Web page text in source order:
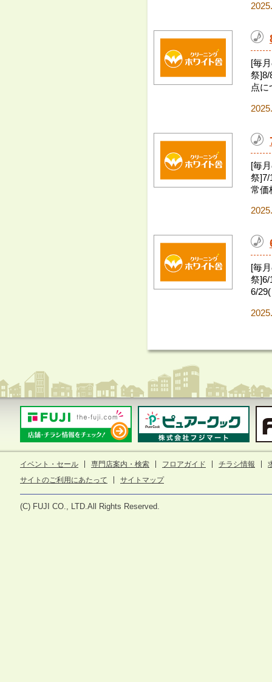
[毎
祭]8/
点
[毎
祭]7/
常価
[毎
祭]6/
6/
イベント・セール 専門店案内・検索 フロアガイド チラシ情報
サイトのご利用にあたって
サイトマップ
(C) FUJI CO., LTD.All Rights Reserved.